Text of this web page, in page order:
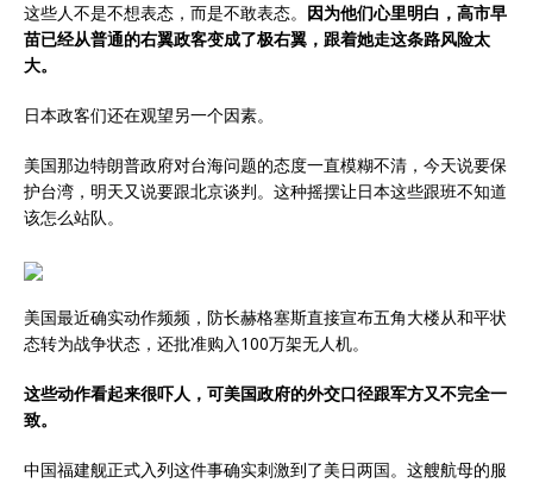
这些人不是不想表态，而是不敢表态。 因为他们心里明白，高市早
苗已经从普通的右翼政客变成了极右翼，跟着她走这条路风险太
大。
日本政客们还在观望另一个因素。
美国那边特朗普政府对台海问题的态度一直模糊不清，今天说要保
护台湾，明天又说要跟北京谈判。这种摇摆让日本这些跟班不知道
该怎么站队。
美国最近确实动作频频，防长赫格塞斯直接宣布五角大楼从和平状
态转为战争状态，还批准购入100万架无人机。
这些动作看起来很吓人，可美国政府的外交口径跟军方又不完全一
致。
中国福建舰正式入列这件事确实刺激到了美日两国。这艘航母的服